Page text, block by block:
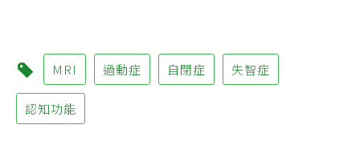
MRI 過動症 自閉症 失智症
認知功能